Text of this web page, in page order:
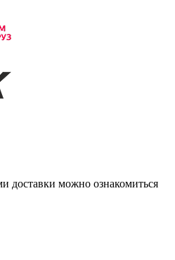
доставки можно ознакомиться